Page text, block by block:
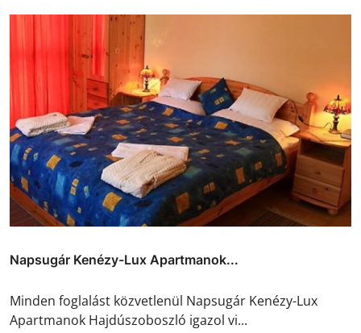
Napsugár Kenézy-Lux Apartmanok...
Minden foglalást közvetlenül Napsugár Kenézy-Lux
Apartmanok Hajdúszoboszló igazol vi...